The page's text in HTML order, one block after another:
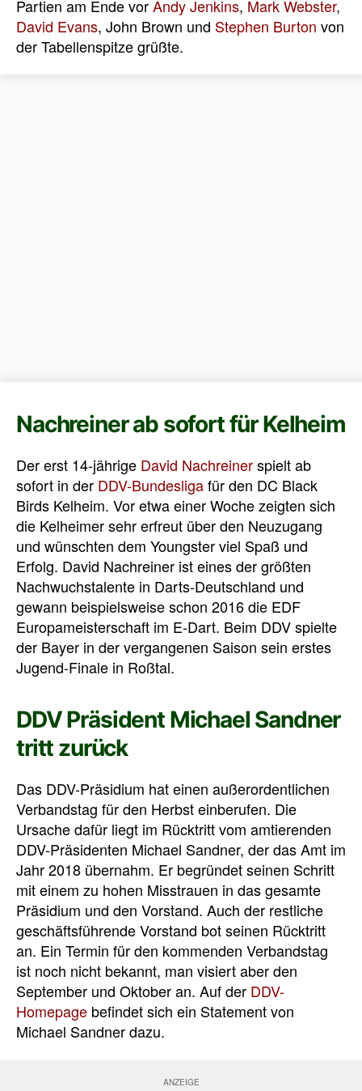
Partien am Ende vorAndy Jenkins, Mark Webster,
David Evans, John Brown und Stephen Burton von
der Tabellenspitze grüßte.
Nachreiner ab sofort für Kelheim
Der erst 14-jährige David Nachreinerspielt ab
sofort in der DDV-Bundesligafür den DC Black
Birds Kelheim. Vor etwa einer Woche zeigten sich
die Kelheimer sehr erfreut über den Neuzugang
und wünschten dem Youngster viel Spaß und
Erfolg. David Nachreiner ist eines der größten
Nachwuchstalente in Darts-Deutschland und
gewann beispielsweise schon 2016 die EDF
Europameisterschaft im E-Dart. Beim DDV spielte
der Bayer in der vergangenen Saison sein erstes
Jugend-Finale in Roßtal.
DDV Präsident Michael Sandner
tritt zurück
Das DDV-Präsidium hat einen außerordentlichen
Verbandstag für den Herbst einberufen. Die
Ursache dafür liegt im Rücktritt vom amtierenden
DDV-Präsidenten Michael Sandner, der das Amt im
Jahr 2018 übernahm. Er begründet seinen Schritt
mit einem zu hohen Misstrauen in das gesamte
Präsidium und den Vorstand. Auch der restliche
geschäftsführende Vorstand bot seinen Rücktritt
an. Ein Termin für den kommenden Verbandstag
ist noch nicht bekannt, man visiert aber den
September und Oktober an. Auf der DDV-
Homepage befindet sich ein Statement von
Michael Sandner dazu.